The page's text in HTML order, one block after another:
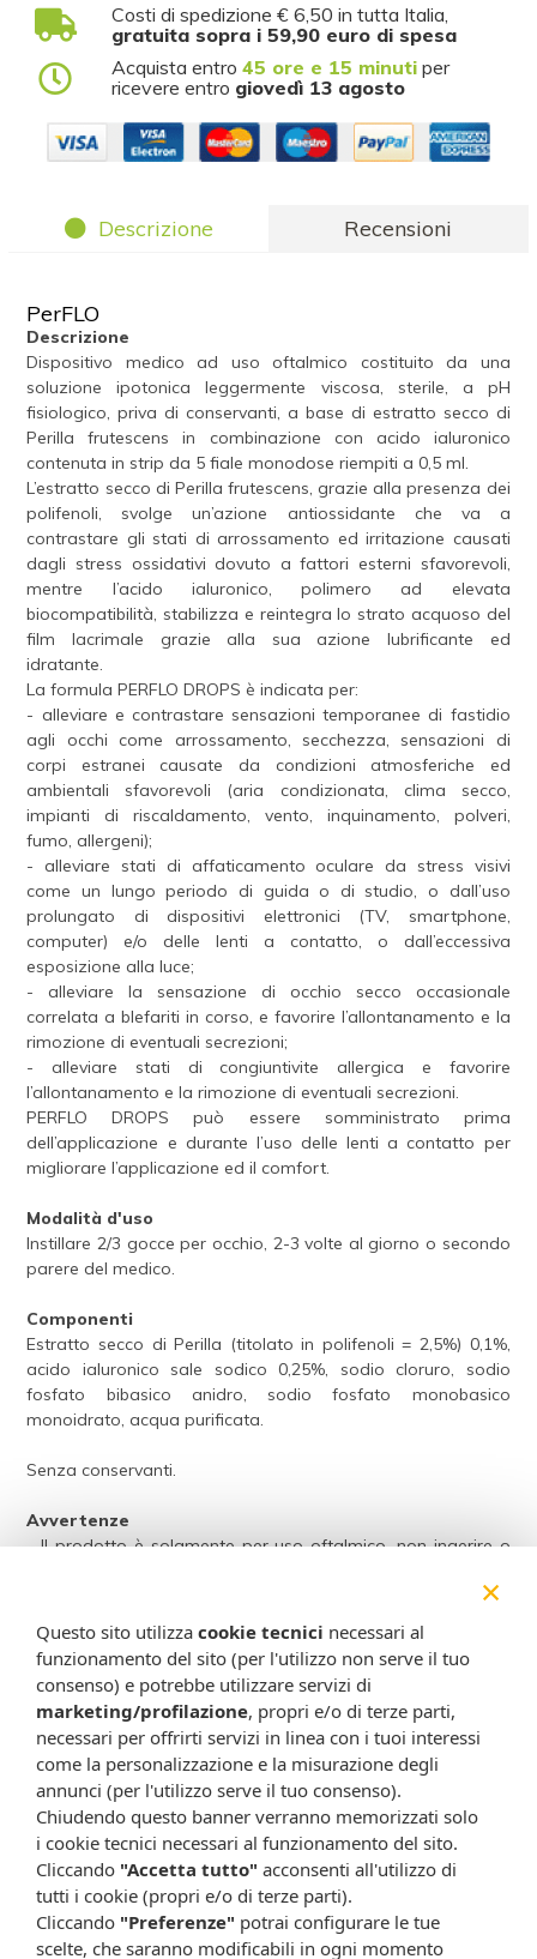
Costi di spedizione € 6,50 in tutta Italia,
gratuita sopra i 59,90 euro di spesa
Acquista entro45 ore e 15 minuti per
ricevere entro giovedì 13 agosto
Descrizione Recensioni
PerFLO
Descrizione
Dispositivo medico ad uso oftalmico costituito da una
soluzione ipotonica leggermente viscosa, sterile, a pH
fisiologico, priva di conservanti, a base di estratto secco di
Perilla frutescens in combinazione con acido ialuronico
contenuta in strip da 5 fiale monodose riempiti a 0,5 ml.
L’estratto secco di Perilla frutescens, grazie alla presenza dei
polifenoli, svolge un’azione antiossidante che va a
contrastare gli stati di arrossamento ed irritazione causati
dagli stress ossidativi dovuto a fattori esterni sfavorevoli,
mentre l’acido ialuronico, polimero ad elevata
biocompatibilità, stabilizza e reintegra lo strato acquoso del
film lacrimale grazie alla sua azione lubrificante ed
idratante.
La formula PERFLO DROPS è indicata per:
- alleviare e contrastare sensazioni temporanee di fastidio
agli occhi come arrossamento, secchezza, sensazioni di
corpi estranei causate da condizioni atmosferiche ed
ambientali sfavorevoli (aria condizionata, clima secco,
impianti di riscaldamento, vento, inquinamento, polveri,
fumo, allergeni);
- alleviare stati di affaticamento oculare da stress visivi
come un lungo periodo di guida o di studio, o dall’uso
prolungato di dispositivi elettronici (TV, smartphone,
computer) e/o delle lenti a contatto, o dall’eccessiva
esposizione alla luce;
- alleviare la sensazione di occhio secco occasionale
correlata a blefariti in corso, e favorire l’allontanamento e la
rimozione di eventuali secrezioni;
- alleviare stati di congiuntivite allergica e favorire
l’allontanamento e la rimozione di eventuali secrezioni.
PERFLO DROPS può essere somministrato prima
dell’applicazione e durante l’uso delle lenti a contatto per
migliorare l’applicazione ed il comfort.
Modalità d'uso
Instillare 2/3 gocce per occhio, 2-3 volte al giorno o secondo
parere del medico.
Componenti
Estratto secco di Perilla (titolato in polifenoli = 2,5%) 0,1%,
acido ialuronico sale sodico 0,25%, sodio cloruro, sodio
fosfato bibasico anidro, sodio fosfato monobasico
monoidrato, acqua purificata.
Senza conservanti.
Avvertenze
- Il prodotto è solamente per uso oftalmico, non ingerire o
- Una volta aperta, la fiala monodose può essere richiusa
con l’apposito tappo ed il contenuto residuo deve essere
utilizzato entro 12 ore per evitare possibili contaminazioni
del prodotto.
- Non utilizzare il prodotto se la busta in alluminio è
danneggiata oppure se le fiale non sono perfettamente
integre.
- Tenere lontano dalla portata dei bambini.
- Durante l’instillazione non toccare l’occhio, né altre
superfici, con l’estremità di erogazione della fiala.
- Non usare il prodotto in caso di nota incompatibilità verso
anche un solo componente della formulazione.
- Eventualmente accertarsi presso il proprio ottico della
compatibilità delle gocce oculari con le lenti a contatto
utilizzate.
×
Questo sito utilizza cookie tecnici necessari al
funzionamento del sito (per l'utilizzo non serve il tuo
consenso) e potrebbe utilizzare servizi di
marketing/profilazione, propri e/o di terze parti,
necessari per offrirti servizi in linea con i tuoi interessi
come la personalizzazione e la misurazione degli
annunci (per l'utilizzo serve il tuo consenso).
Chiudendo questo banner verranno memorizzati solo
i cookie tecnici necessari al funzionamento del sito.
Cliccando "Accetta tutto" acconsenti all'utilizzo di
tutti i cookie (propri e/o di terze parti).
Cliccando "Preferenze" potrai configurare le tue
scelte, che saranno modificabili in ogni momento